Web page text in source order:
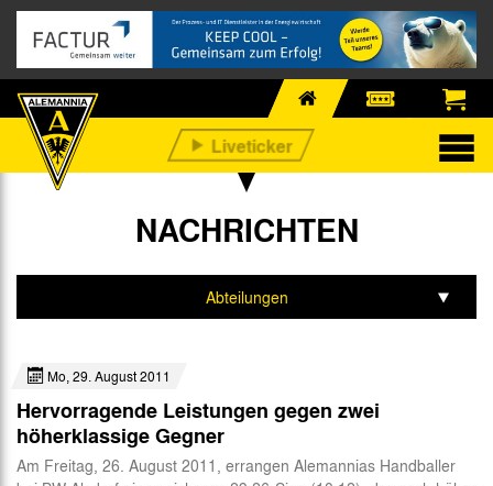
NACHRICHTEN
Nachwuchs
Business
Abteilungen
Mo, 29. August 2011
Hervorragende Leistungen gegen zwei
höherklassige Gegner
Am Freitag, 26. August 2011, errangen Alemannias Handballer